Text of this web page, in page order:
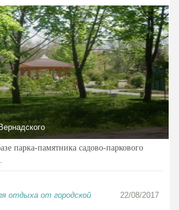
парка-памятника садово-паркового
отдыха от городской
22/08/2017